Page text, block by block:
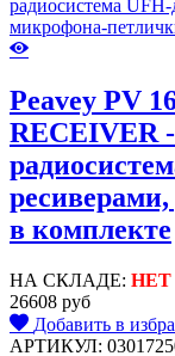
Peavey PV
RECEIVER
в комплекте
НА СКЛАДЕ:
26608 руб
Добавить в
АРТИКУЛ: